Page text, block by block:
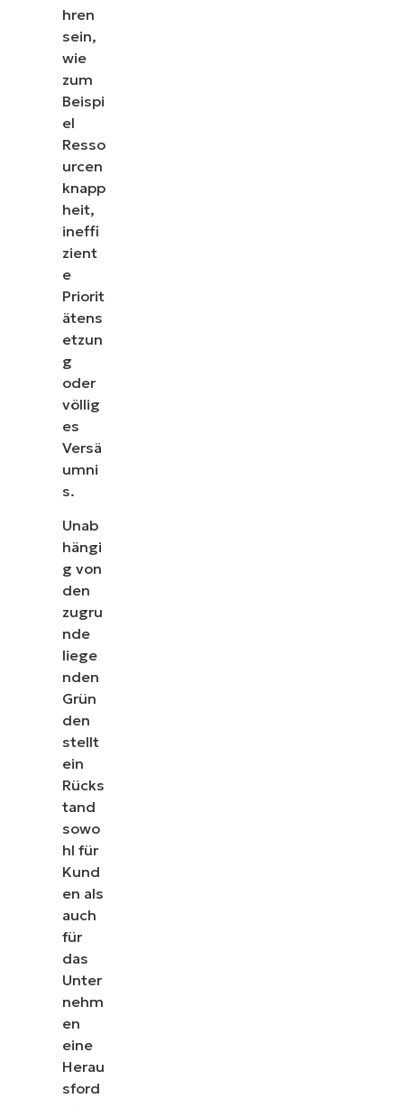
hren
sein,
wie
zum
Beispi
el
Resso
urcen
knapp
heit,
ineffi
zient
e
Priorit
ätens
etzun
g
oder
völlig
es
Versä
umni
s.
Unab
hängi
g von
den
zugru
nde
liege
nden
Grün
den
stellt
ein
Rücks
tand
sowo
hl für
Kund
en als
auch
für
das
Unter
nehm
en
eine
Herau
sford
NinjaOne IT-Aufgaben wie Endpunkt-